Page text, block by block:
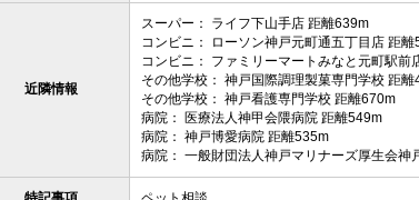
近隣情報
スーパー： ライフ下山手店 距離639m
コンビニ： ローソン神戸元町通五丁目店 距離
コンビニ： ファミリーマートみなと元町駅前
その他学校： 神戸国際調理製菓専門学校 距離
その他学校： 神戸看護専門学校 距離670m
病院： 医療法人神甲会隈病院 距離549m
病院： 神戸博愛病院 距離535m
病院： 一般財団法人神戸マリナーズ厚生会